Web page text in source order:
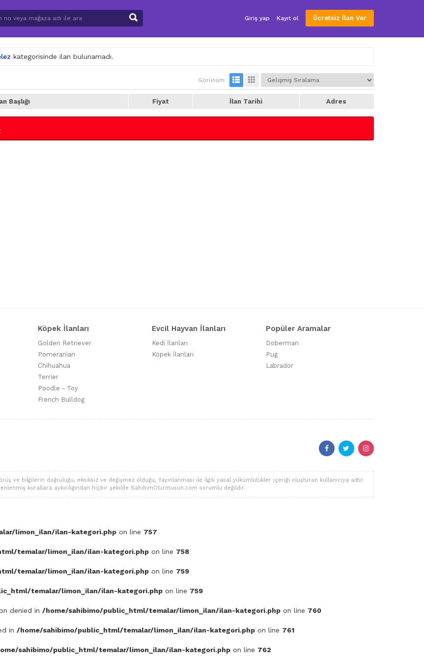
Giriş yap Kayıt ol Ücretsiz İlan Ver
kategorisinde ilan bulunamadı.
Görünüm
Başlığı Fiyat İlan Tarihi Adres
Köpek İlanları
Golden Retriever
Pomeranian
Chihuahua
Terrier
Poodle - Toy
French Bulldog
Evcil Hayvan İlanları
Kedi İlanları
Köpek İlanları
Popüler Aramalar
Doberman
Pug
Labrador
ve bilgilerin doğruluğu, eksiksiz ve değişmez olduğu, Yayınlanması ile ilgili yasal yükümlülükler içeriği oluşturan kullanıcıya aittir.
kurallara aykırılığından hiçbir şekilde SahibimOlurmusun.com sorumlu değildir.
limon_ilan/ilan-kategori.php on line 757
temalar/limon_ilan/ilan-kategori.php on line 758
temalar/limon_ilan/ilan-kategori.php on line 759
temalar/limon_ilan/ilan-kategori.php on line 759
denied in /home/sahibimo/public_html/temalar/limon_ilan/ilan-kategori.php on line 760
in /home/sahibimo/public_html/temalar/limon_ilan/ilan-kategori.php on line 761
sahibimo/public_html/temalar/limon_ilan/ilan-kategori.php on line 762